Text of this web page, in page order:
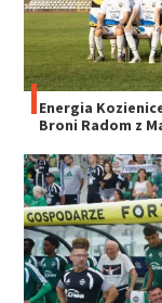
Energia
Broni Radom z